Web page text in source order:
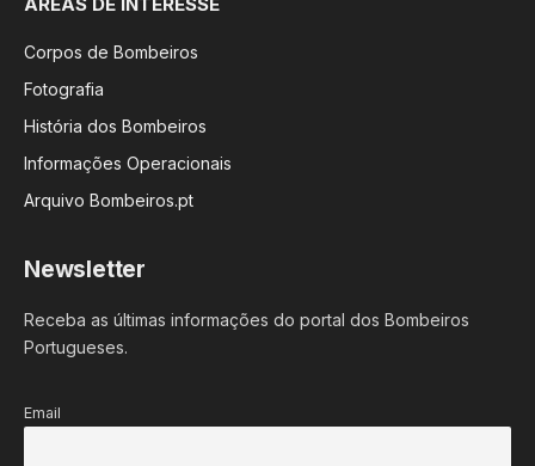
ÁREAS DE INTERESSE
Corpos de Bombeiros
Fotografia
História dos Bombeiros
Informações Operacionais
Arquivo Bombeiros.pt
Newsletter
Receba as últimas informações do portal dos Bombeiros
Portugueses.
Email